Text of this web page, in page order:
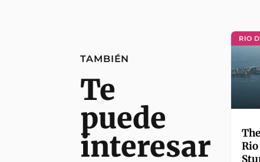
TAMBIÉN
Te
puede
interesar
RIO